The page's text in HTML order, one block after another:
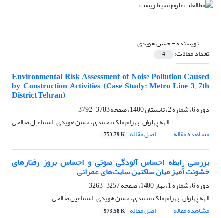
نویسنده =حسن هویدی
تعداد مقالات: 4
Environmental Risk Assessment of Noise Pollution Caused
by Construction Activities (Case Study: Metro Line 3, 7th
District Tehran)
دوره 6، شماره 2، تابستان 1400، صفحه
3783-3792
الهه پهلوان، بهرام ملک محمدی، حسن هویدی، اسماعیل صالحی
مشاهده مقاله
اصل مقاله 750.79 K
بررسی رابطه احساس آلودگی صوتی و احساس بروز رفتارهای
خشونت آمیز میان ساکنین سایت‌های عمرانی
دوره 6، شماره 1، بهار 1400، صفحه
3257-3263
الهه پهلوان، بهرام ملک محمدی، حسن هویدی، اسماعیل صالحی
مشاهده مقاله
اصل مقاله 978.58 K